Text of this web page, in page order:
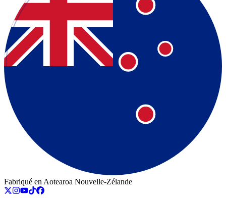
Fabriqué en Aotearoa Nouvelle-Zélande